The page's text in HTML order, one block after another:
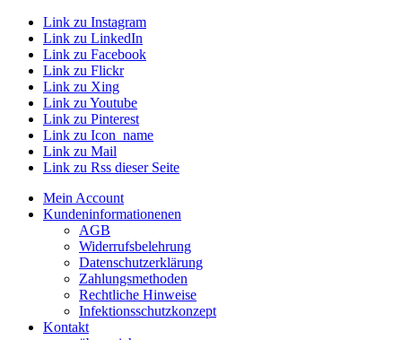
Link zu Instagram
Link zu LinkedIn
Link zu Facebook
Link zu Flickr
Link zu Xing
Link zu Youtube
Link zu Pinterest
Link zu Icon_name
Link zu Mail
Link zu Rss dieser Seite
Mein Account
Kundeninformationenen
AGB
Widerrufsbelehrung
Datenschutzerklärung
Zahlungsmethoden
Rechtliche Hinweise
Infektionsschutzkonzept
Kontakt